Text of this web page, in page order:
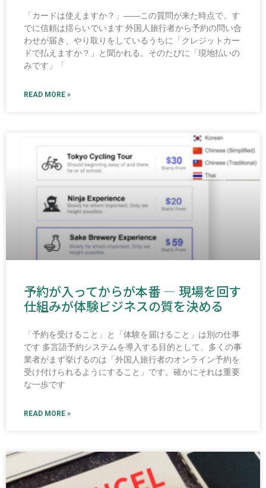
「カードは使えますか？」――この質問が来た時点で、す
でに信頼は揺らいでいます 外国人旅行者から予約の問い合
わせが届き、やり取りをしているうちに「クレジットカー
ドで払えますか？」と聞かれる。そのたびに「現地払いの
みです」「
READ MORE »
予約が入ってからが本番 ― 現場を回す
仕組みが体験ビジネスの質を決める
「予約を受けること」と「体験を届けること」は別の仕事
です 多言語予約システムを導入する目的として、多くの事
業者がまず挙げるのは「外国人旅行者のオンライン予約を
受け付けられるようにすること」です。確かにそれは重要
な一歩です
READ MORE »